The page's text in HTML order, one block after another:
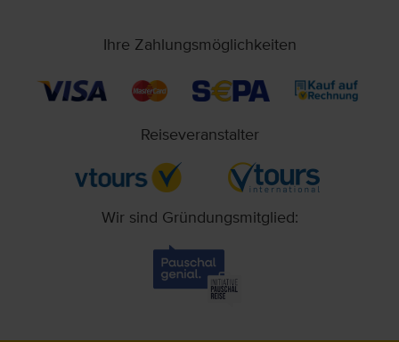
Ihre Zahlungsmöglichkeiten
Reiseveranstalter
Wir sind Gründungsmitglied: